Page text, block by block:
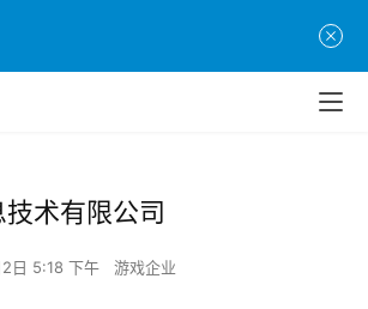
技术有限公司
日 5:18 下午 游戏企业